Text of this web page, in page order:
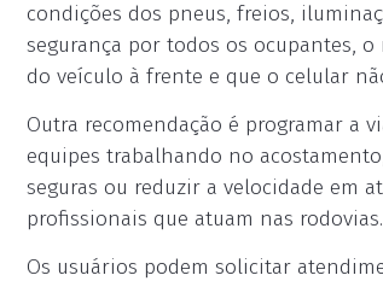
condições dos pneus, freios,
segurança por todos os ocupantes,
do veículo à frente e que o celular
Outra recomendação é programar a
equipes trabalhando no
seguras ou reduzir a velocidade em
profissionais que atuam nas rodovias.
Os usuários podem solicitar